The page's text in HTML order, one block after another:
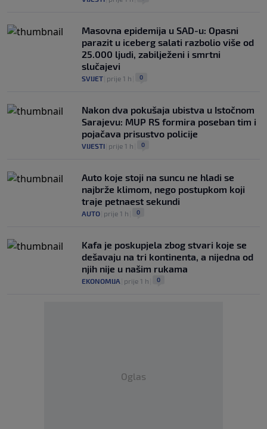
Masovna epidemija u SAD-u: Opasni
parazit u iceberg salati razbolio više od
25.000 ljudi, zabilježeni i smrtni
slučajevi
SVIJET prije 1 h 0
Nakon dva pokušaja ubistva u Istočnom
Sarajevu: MUP RS formira poseban tim i
pojačava prisustvo policije
VIJESTI prije 1 h 0
Auto koje stoji na suncu ne hladi se
najbrže klimom, nego postupkom koji
traje petnaest sekundi
AUTO prije 1 h 0
Kafa je poskupjela zbog stvari koje se
dešavaju na tri kontinenta, a nijedna od
njih nije u našim rukama
EKONOMIJA prije 1 h 0
Oglas